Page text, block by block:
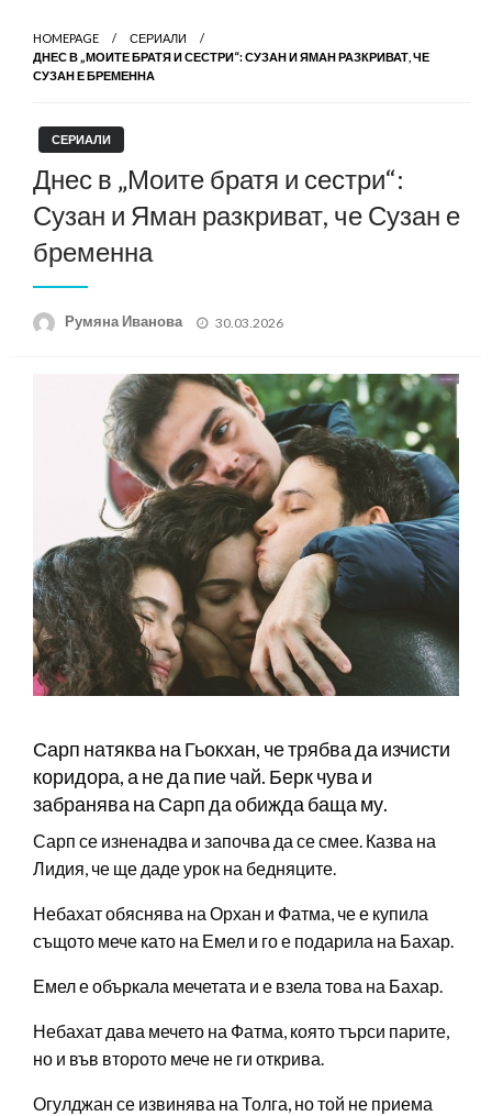
HOMEPAGE
СЕРИАЛИ
ДНЕС В „МОИТЕ БРАТЯ И СЕСТРИ“: СУЗАН И ЯМАН РАЗКРИВАТ, ЧЕ
СУЗАН Е БРЕМЕННА
СЕРИАЛИ
Днес в „Моите братя и сестри“:
Сузан и Яман разкриват, че Сузан е
бременна
Румяна Иванова
Posted
30.03.2026
Сарп натяква на Гьокхан, че трябва да изчисти
коридора, а не да пие чай. Берк чува и
забранява на Сарп да обижда баща му.
Сарп се изненадва и започва да се смее. Казва на
Лидия, че ще даде урок на бедняците.
Небахат обяснява на Орхан и Фатма, че е купила
същото мече като на Емел и го е подарила на Бахар.
Емел е объркала мечетата и е взела това на Бахар.
Небахат дава мечето на Фатма, която търси парите,
но и във второто мече не ги открива.
Огулджан се извинява на Толга, но той не приема